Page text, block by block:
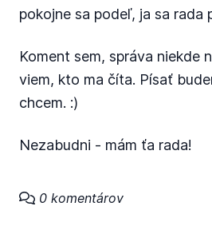
pokojne sa podeľ, ja sa rada
Koment sem, správa niekde
viem, kto ma číta. Písať
chcem. :)
Nezabudni - mám ťa rada!
0 komentárov